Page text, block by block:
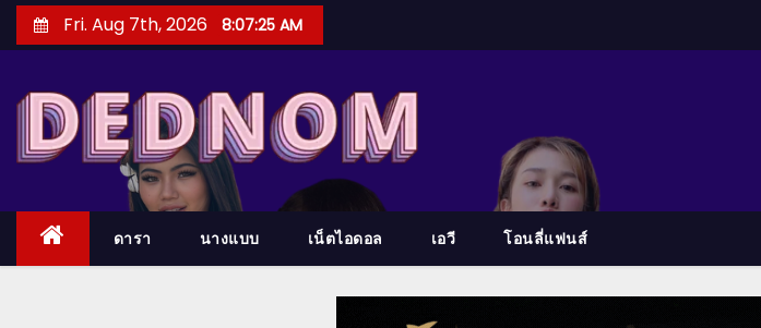
k
Fri. Aug 7th, 2026 8:07:27 AM
ดารา นางแบบ เน็ตไอดอล เอวี โอนลี่แฟนส์